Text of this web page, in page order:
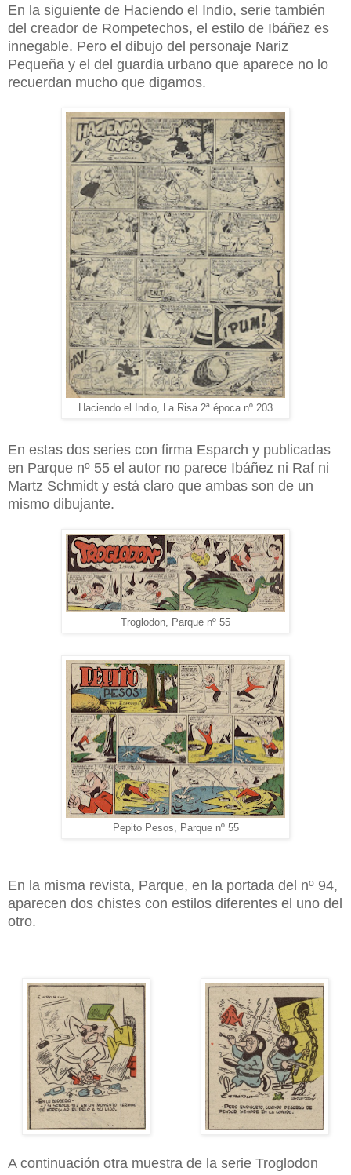
En la siguiente de Haciendo el Indio, serie también
del creador de Rompetechos, el estilo de Ibáñez es
innegable. Pero el dibujo del personaje Nariz
Pequeña y el del guardia urbano que aparece no lo
recuerdan mucho que digamos.
Haciendo el Indio, La Risa 2ª época nº 203
En estas dos series con firma Esparch y publicadas
en Parque nº 55 el autor no parece Ibáñez ni Raf ni
Martz Schmidt y está claro que ambas son de un
mismo dibujante.
Troglodon, Parque nº 55
Pepito Pesos, Parque nº 55
En la misma revista, Parque, en la portada del nº 94,
aparecen dos chistes con estilos diferentes el uno del
otro.
A continuación otra muestra de la serie Troglodon